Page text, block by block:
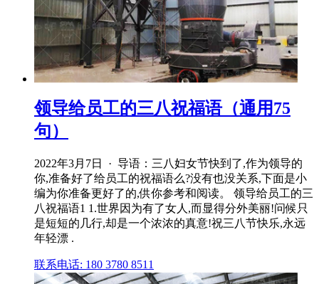
领导给员工的三八祝福语（通用75
句）
2022年3月7日 · 导语：三八妇女节快到了,作为领导的
你,准备好了给员工的祝福语么?没有也没关系,下面是小
编为你准备更好了的,供你参考和阅读。 领导给员工的三
八祝福语1 1.世界因为有了女人,而显得分外美丽!问候只
是短短的几行,却是一个浓浓的真意!祝三八节快乐,永远
年轻漂 .
联系电话: 180 3780 8511